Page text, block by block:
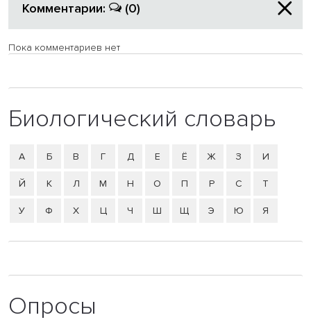
Комментарии: (0)
Пока комментариев нет
Биологический словарь
А Б В Г Д Е Ё Ж З И
Й К Л М Н О П Р С Т
У Ф Х Ц Ч Ш Щ Э Ю Я
Опросы